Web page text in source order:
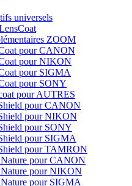
universels
ZOOM
pour CANON
pour NIKON
pour SIGMA
pour SONY
pour AUTRES
pour CANON
pour NIKON
pour SONY
pour SIGMA
pour TAMRON
pour CANON
pour NIKON
pour SIGMA